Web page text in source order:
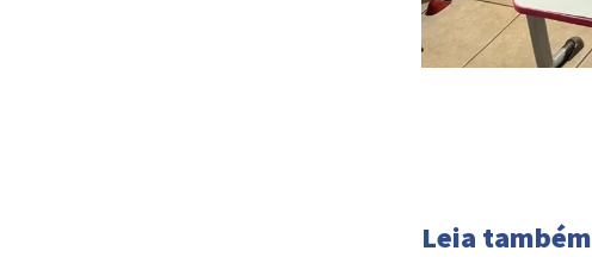
Leia também